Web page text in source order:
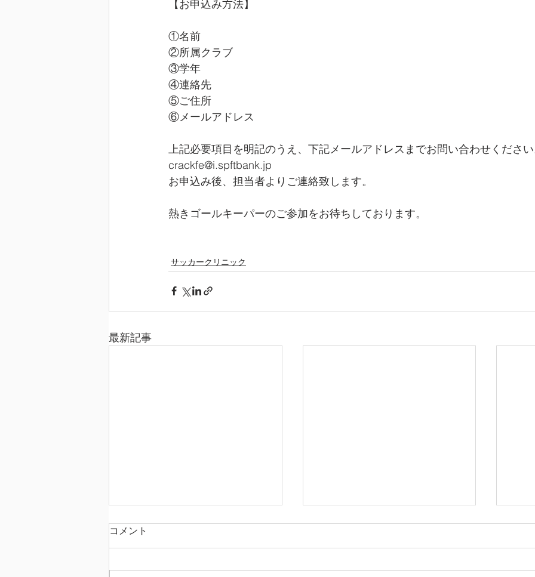
【お申込み方法】
①名前
②所属クラブ
③学年
④連絡先
⑤ご住所
⑥メールアドレス
上記必要項目を明記のうえ、下記メールアドレスまでお問い合わせくださ
crackfe@i.spftbank.jp
お申込み後、担当者よりご連絡致します。
熱きゴールキーパーのご参加をお待ちしております。
サッカークリニック
最新記事
コメント